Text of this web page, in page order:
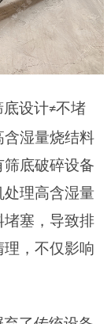
底设计≠不堵
含湿量烧结料
底破碎设备
理高含湿量
堵塞，导致排
，不仅影响